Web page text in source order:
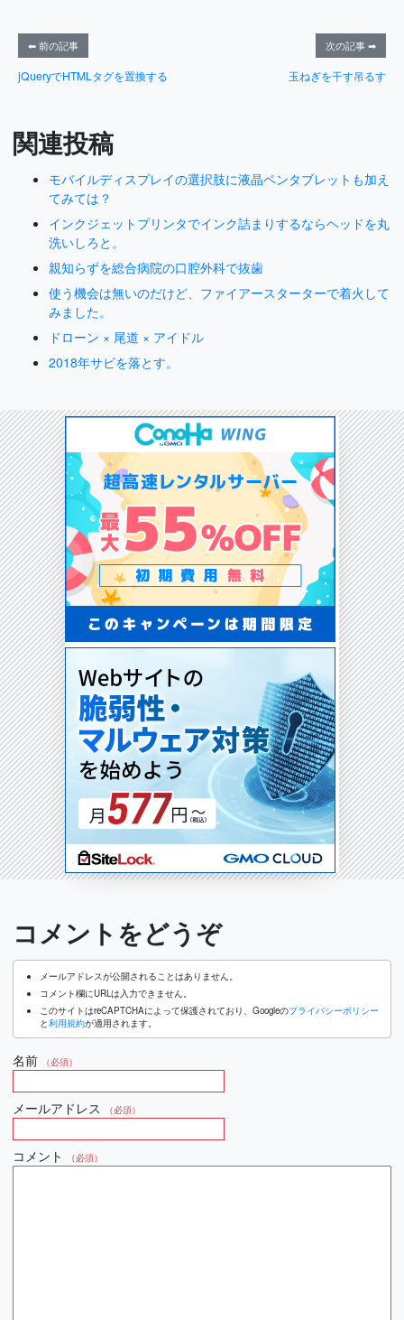
⬅ 前の記事
jQueryでHTMLタグを置換する
次の記事 ➡
玉ねぎを干す吊るす
関連投稿
モバイルディスプレイの選択肢に液晶ペンタブレットも加え
てみては？
インクジェットプリンタでインク詰まりするならヘッドを丸
洗いしろと。
親知らずを総合病院の口腔外科で抜歯
使う機会は無いのだけど、ファイアースターターで着火して
みました。
ドローン × 尾道 × アイドル
2018年サビを落とす。
コメントをどうぞ
メールアドレスが公開されることはありません。
コメント欄にURLは入力できません。
このサイトはreCAPTCHAによって保護されており、Googleのプライバシーポリシー
と利用規約が適用されます。
名前 （必須）
メールアドレス （必須）
コメント （必須）